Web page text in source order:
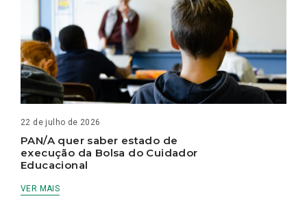
22 de julho de 2026
PAN/A quer saber estado de
execução da Bolsa do Cuidador
Educacional
VER MAIS